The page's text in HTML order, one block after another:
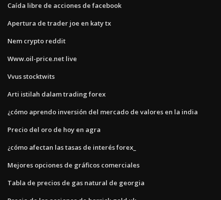
Caída libre de acciones de facebook
Apertura de trader joe en katy tx
Nem crypto reddit
Www.oil-price.net live
Vvus stocktwits
Arti istilah dalam trading forex
¿cómo aprendo inversión del mercado de valores en la india
Precio del oro de hoy en agra
¿cómo afectan las tasas de interés forex_
Mejores opciones de gráficos comerciales
Tabla de precios de gas natural de georgia